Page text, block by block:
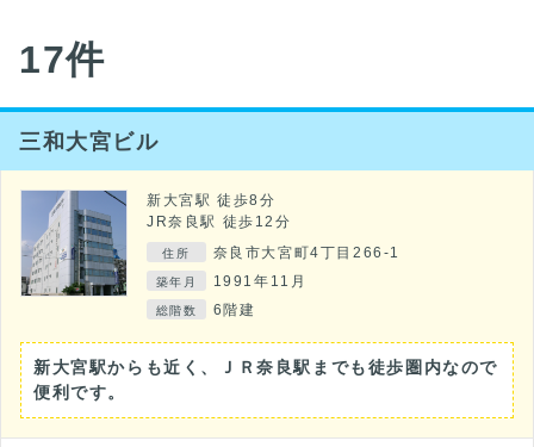
17件
三和大宮ビル
新大宮駅 徒歩8分
JR奈良駅 徒歩12分
住所 奈良市大宮町4丁目266-1
築年月 1991年11月
総階数 6階建
新大宮駅からも近く、ＪＲ奈良駅までも徒歩圏内なので
便利です。